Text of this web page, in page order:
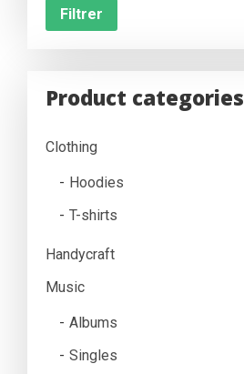
Filtrer
Product categories
Clothing
Hoodies
T-shirts
Handycraft
Music
Albums
Singles